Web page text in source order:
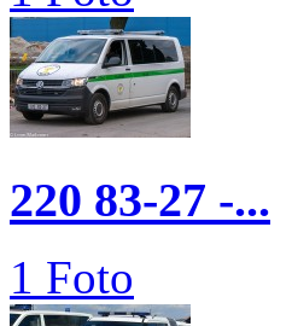
220 83-27 -...
1 Foto